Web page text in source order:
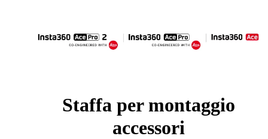
Staffa per montaggio
accessori